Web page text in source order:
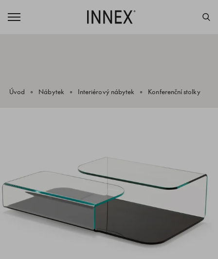
Úvod Nábytek Interiérový nábytek Konferenční stolky